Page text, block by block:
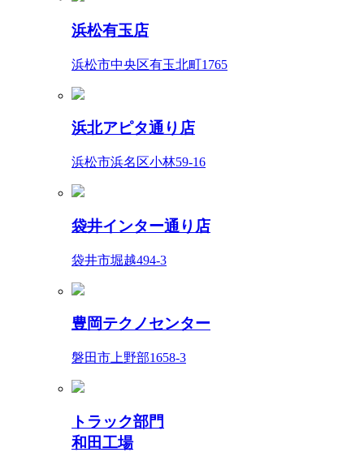
浜松有玉店
浜松市中央区有玉北町1765
浜北アピタ通り店
浜松市浜名区小林59-16
袋井インター通り店
袋井市堀越494-3
豊岡テクノセンター
磐田市上野部1658-3
トラック部門
和田工場